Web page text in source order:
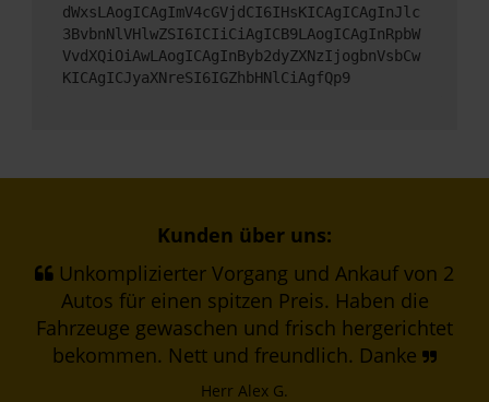
dWxsLAogICAgImV4cGVjdCI6IHsKICAgICAgInJlc
3BvbnNlVHlwZSI6ICIiCiAgICB9LAogICAgInRpbW
VvdXQiOiAwLAogICAgInByb2dyZXNzIjogbnVsbCw
KICAgICJyaXNreSI6IGZhbHNlCiAgfQp9
Kunden über uns:
Unkomplizierter Vorgang und Ankauf von 2
Autos für einen spitzen Preis. Haben die
Fahrzeuge gewaschen und frisch hergerichtet
bekommen. Nett und freundlich. Danke
Herr Alex G.